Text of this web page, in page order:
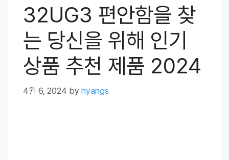
32UG3 편안함을 찾
는 당신을 위해 인기
상품 추천 제품 2024
4월 6, 2024 by hyangs